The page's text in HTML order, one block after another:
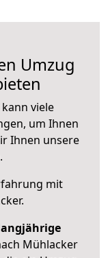
Umzug
viele
um Ihnen
Ihnen unsere
mit
.
Mühlacker